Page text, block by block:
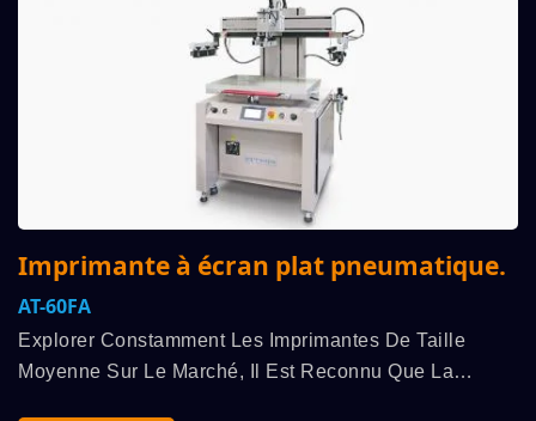
Imprimante à écran plat pneumatique.
AT-60FA
Explorer Constamment Les Imprimantes De Taille
Moyenne Sur Le Marché, Il Est Reconnu Que La